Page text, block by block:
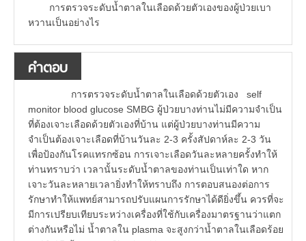
การตรวจระดับน้ำตาลในเลือดด้วยตัวเองของผู้ป่วยเบา
หวานเป็นอย่างไร
คำตอบ
การตรวจระดับน้ำตาลในเลือดด้วยตัวเอง self
monitor blood glucose SMBG ผู้ป่วยบางท่านไม่มีความจำเป็น
ที่ต้องเจาะเลือดด้วยตัวเองที่บ้าน แต่ผู้ป่วยบางท่านมีความ
จำเป็นต้องเจาะเลือดที่บ้านวันละ 2-3 ครั้งสัปดาห์ละ 2-3 วัน
เพื่อป้องกันโรคแทรกซ้อน การเจาะเลือดวันละหลายครั้งทำให้
ท่านทราบว่า เวลานั้นระดับน้ำตาลของท่านเป็นเท่าใด หาก
เจาะวันละหลายเวลายิ่งทำให้ทราบถึง การตอบสนองต่อการ
รักษาทำให้แพทย์สามารถปรับแผนการรักษาได้ดียิ่งขึ้น ควรที่จะ
มีการเปรียบเทียบระหว่างเครื่องที่ใช้กับเครื่องมาตรฐานว่าแตก
ต่างกันหรือไม่ น้ำตาลใน plasma จะสูงกว่าน้ำตาลในเลือดร้อย